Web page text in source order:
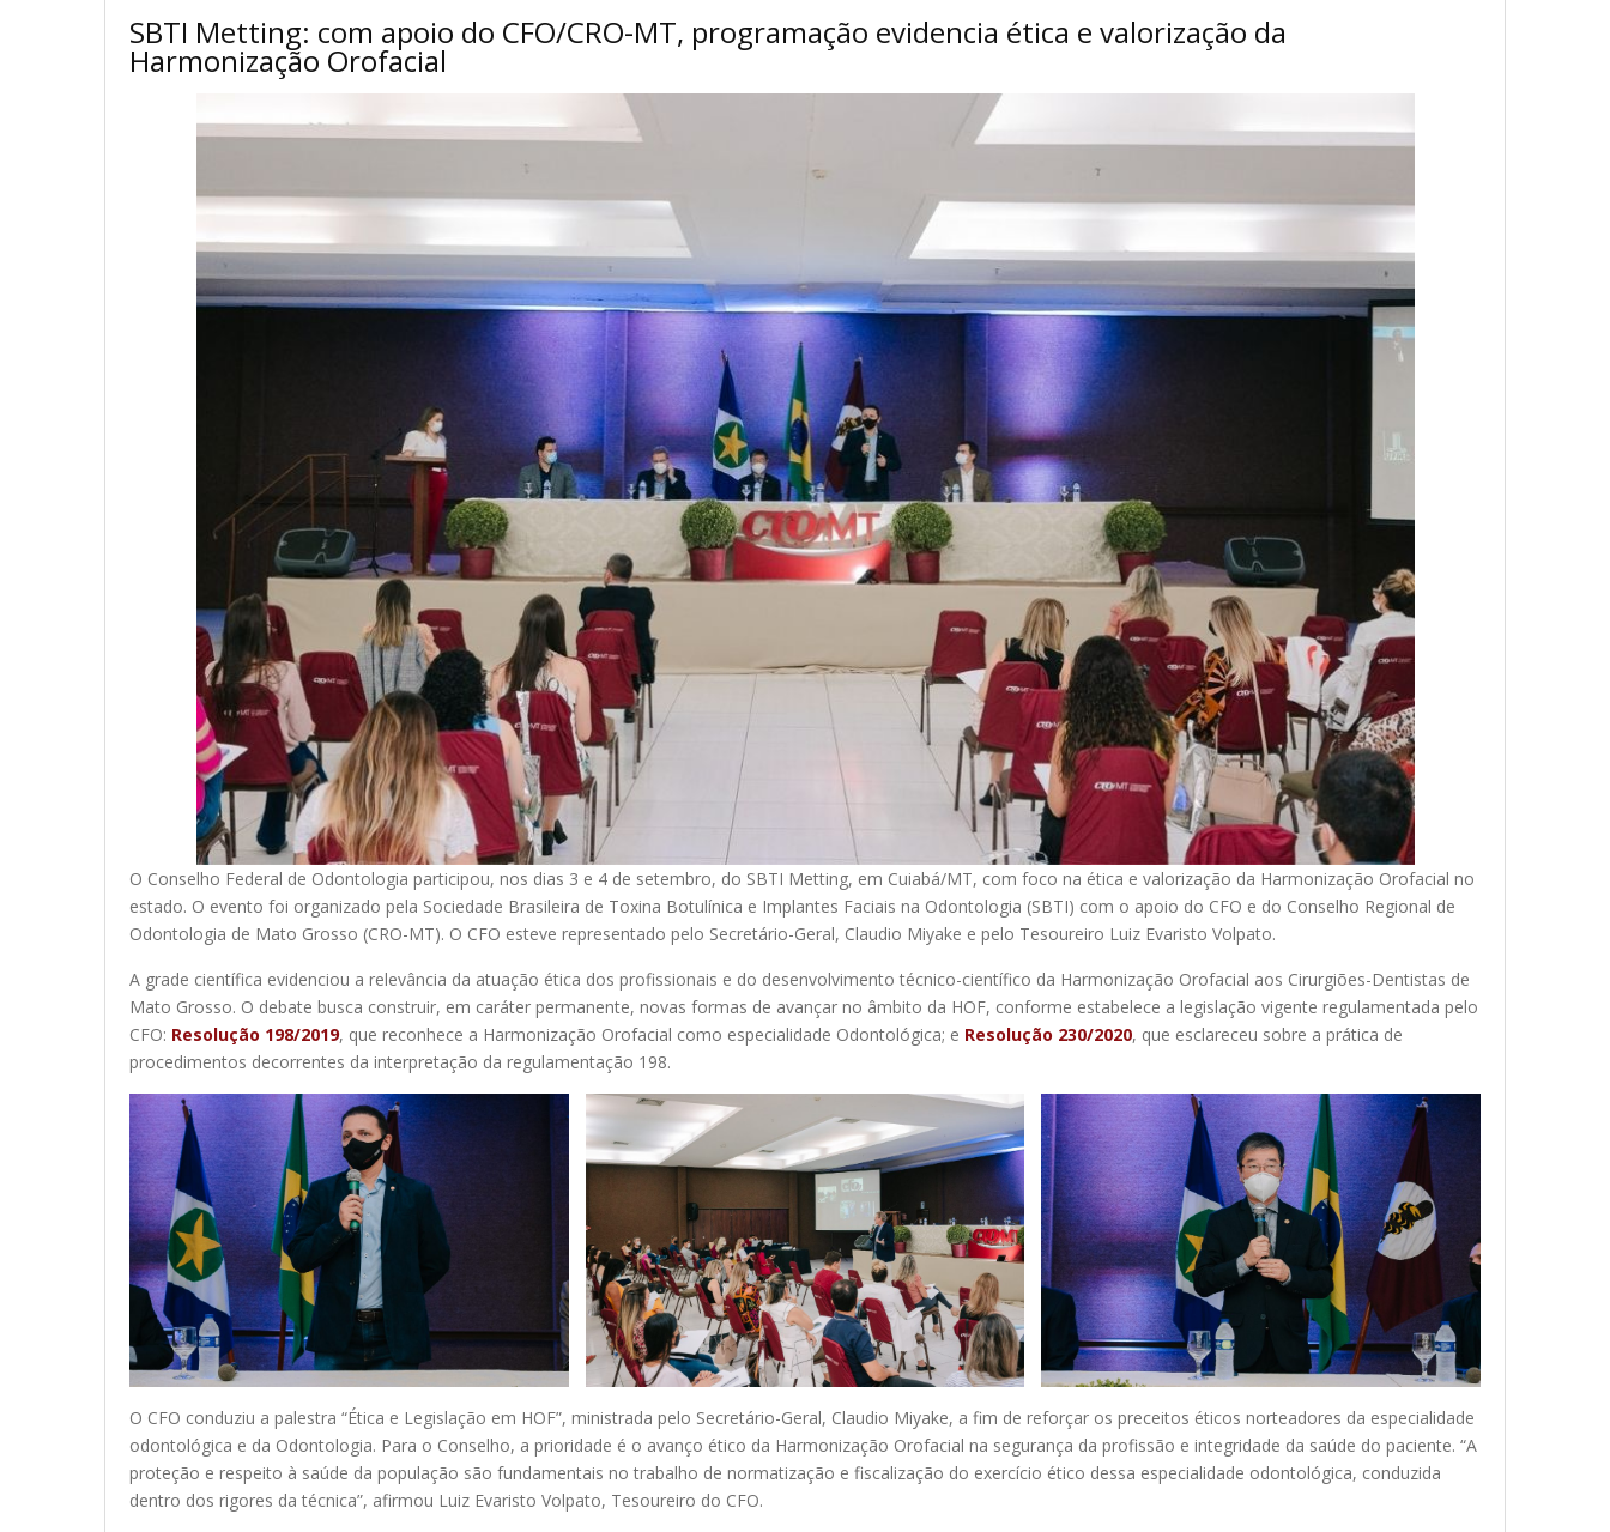
SBTI Metting: com apoio do CFO/CRO-MT, programação evidencia ética e valorização da
Harmonização Orofacial
O Conselho Federal de Odontologia participou, nos dias 3 e 4 de setembro, do SBTI Metting, em Cuiabá/MT, com foco na ética e valorização da Harmonização Orofacial no
estado. O evento foi organizado pela Sociedade Brasileira de Toxina Botulínica e Implantes Faciais na Odontologia (SBTI) com o apoio do CFO e do Conselho Regional de
Odontologia de Mato Grosso (CRO-MT). O CFO esteve representado pelo Secretário-Geral, Claudio Miyake e pelo Tesoureiro Luiz Evaristo Volpato.
A grade científica evidenciou a relevância da atuação ética dos profissionais e do desenvolvimento técnico-científico da Harmonização Orofacial aos Cirurgiões-Dentistas de
Mato Grosso. O debate busca construir, em caráter permanente, novas formas de avançar no âmbito da HOF, conforme estabelece a legislação vigente regulamentada pelo
CFO: Resolução 198/2019, que reconhece a Harmonização Orofacial como especialidade Odontológica; e Resolução 230/2020, que esclareceu sobre a prática de
procedimentos decorrentes da interpretação da regulamentação 198.
O CFO conduziu a palestra “Ética e Legislação em HOF”, ministrada pelo Secretário-Geral, Claudio Miyake, a fim de reforçar os preceitos éticos norteadores da especialidade
odontológica e da Odontologia. Para o Conselho, a prioridade é o avanço ético da Harmonização Orofacial na segurança da profissão e integridade da saúde do paciente. “A
proteção e respeito à saúde da população são fundamentais no trabalho de normatização e fiscalização do exercício ético dessa especialidade odontológica, conduzida
dentro dos rigores da técnica”, afirmou Luiz Evaristo Volpato, Tesoureiro do CFO.